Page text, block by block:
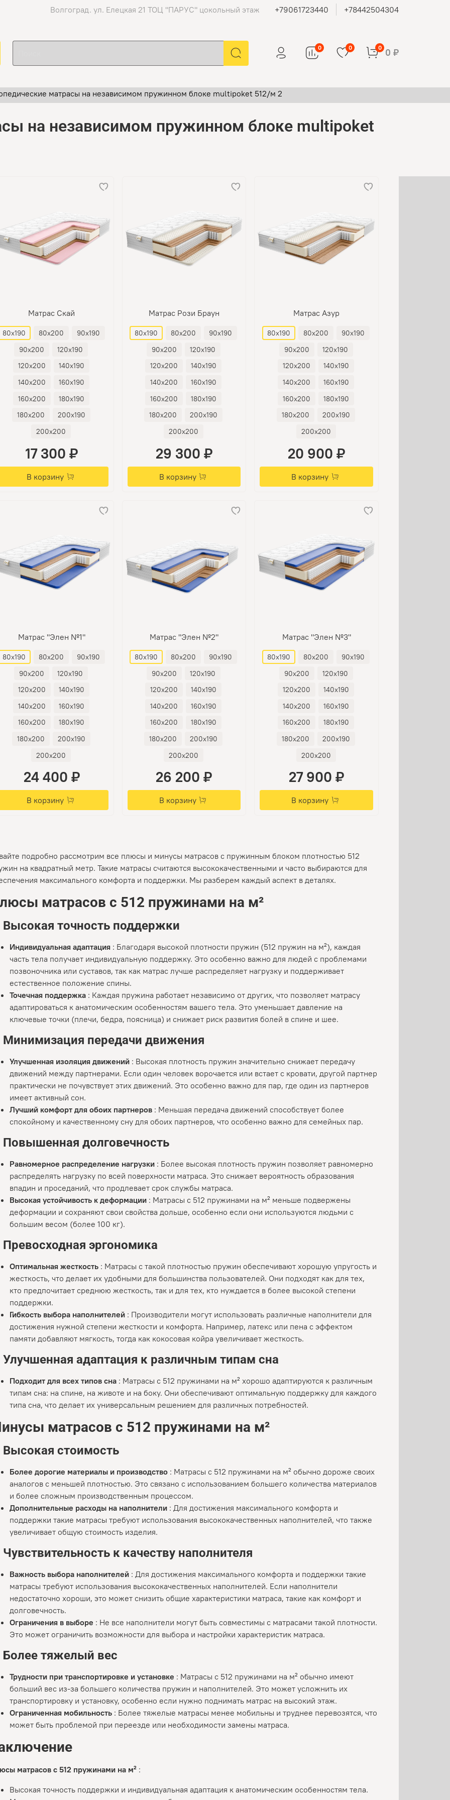
Волгоград. ул. Елецкая 21 ТОЦ "ПАРУС" цокольный этаж +79061723440 +78442504304
0 0 0 0 ₽
матрасы на независимом пружинном блоке multipoket 512/м 2
на независимом пружинном блоке multipoket
Матрас Скай
80х190 80х200
90х190
90х200
120х190
120х200
140х190
140х200
160х190
160х200
180х190
180х200
200х190
200х200
17 300 ₽
В корзину
Матрас Рози Браун
80х190 80х200
90х190
90х200
120х190
120х200
140х190
140х200
160х190
160х200
180х190
180х200
200х190
200х200
29 300 ₽
В корзину
Матрас Азур
80х190 80х200
90х190
90х200
120х190
120х200
140х190
140х200
160х190
160х200
180х190
180х200
200х190
200х200
20 900 ₽
В корзину
Матрас "Элен №1"
80х190 80х200
90х190
90х200
120х190
120х200
140х190
140х200
160х190
160х200
180х190
180х200
200х190
200х200
24 400 ₽
В корзину
Матрас "Элен №2"
80х190 80х200
90х190
90х200
120х190
120х200
140х190
140х200
160х190
160х200
180х190
180х200
200х190
200х200
26 200 ₽
В корзину
Матрас "Элен №3"
80х190 80х200
90х190
90х200
120х190
120х200
140х190
140х200
160х190
160х200
180х190
180х200
200х190
200х200
27 900 ₽
В корзину
подробно рассмотрим все плюсы и минусы матрасов с пружинным блоком плотностью 512
на квадратный метр. Такие матрасы считаются высококачественными и часто выбираются для
максимального комфорта и поддержки. Мы разберем каждый аспект в деталях.
матрасов с 512 пружинами на м²
Высокая точность поддержки
Индивидуальная адаптация : Благодаря высокой плотности пружин (512 пружин на м²), каждая
часть тела получает индивидуальную поддержку. Это особенно важно для людей с проблемами
позвоночника или суставов, так как матрас лучше распределяет нагрузку и поддерживает
естественное положение спины.
Точечная поддержка : Каждая пружина работает независимо от других, что позволяет матрасу
адаптироваться к анатомическим особенностям вашего тела. Это уменьшает давление на
ключевые точки (плечи, бедра, поясница) и снижает риск развития болей в спине и шее.
Минимизация передачи движения
Улучшенная изоляция движений : Высокая плотность пружин значительно снижает передачу
движений между партнерами. Если один человек ворочается или встает с кровати, другой партнер
практически не почувствует этих движений. Это особенно важно для пар, где один из партнеров
имеет активный сон.
Лучший комфорт для обоих партнеров : Меньшая передача движений способствует более
спокойному и качественному сну для обоих партнеров, что особенно важно для семейных пар.
Повышенная долговечность
Равномерное распределение нагрузки : Более высокая плотность пружин позволяет равномерно
распределять нагрузку по всей поверхности матраса. Это снижает вероятность образования
впадин и проседаний, что продлевает срок службы матраса.
Высокая устойчивость к деформации : Матрасы с 512 пружинами на м² меньше подвержены
деформации и сохраняют свои свойства дольше, особенно если они используются людьми с
большим весом (более 100 кг).
Превосходная эргономика
Оптимальная жесткость : Матрасы с такой плотностью пружин обеспечивают хорошую упругость и
жесткость, что делает их удобными для большинства пользователей. Они подходят как для тех,
кто предпочитает среднюю жесткость, так и для тех, кто нуждается в более высокой степени
поддержки.
Гибкость выбора наполнителей : Производители могут использовать различные наполнители для
достижения нужной степени жесткости и комфорта. Например, латекс или пена с эффектом
памяти добавляют мягкость, тогда как кокосовая койра увеличивает жесткость.
Улучшенная адаптация к различным типам сна
Подходит для всех типов сна : Матрасы с 512 пружинами на м² хорошо адаптируются к различным
типам сна: на спине, на животе и на боку. Они обеспечивают оптимальную поддержку для каждого
типа сна, что делает их универсальным решением для различных потребностей.
матрасов с 512 пружинами на м²
Высокая стоимость
Более дорогие материалы и производство : Матрасы с 512 пружинами на м² обычно дороже своих
аналогов с меньшей плотностью. Это связано с использованием большего количества материалов
и более сложным производственным процессом.
Дополнительные расходы на наполнители : Для достижения максимального комфорта и
поддержки такие матрасы требуют использования высококачественных наполнителей, что также
увеличивает общую стоимость изделия.
Чувствительность к качеству наполнителя
Важность выбора наполнителей : Для достижения максимального комфорта и поддержки такие
матрасы требуют использования высококачественных наполнителей. Если наполнители
недостаточно хороши, это может снизить общие характеристики матраса, такие как комфорт и
долговечность.
Ограничения в выборе : Не все наполнители могут быть совместимы с матрасами такой плотности.
Это может ограничить возможности для выбора и настройки характеристик матраса.
Более тяжелый вес
Трудности при транспортировке и установке : Матрасы с 512 пружинами на м² обычно имеют
больший вес из-за большего количества пружин и наполнителей. Это может усложнить их
транспортировку и установку, особенно если нужно поднимать матрас на высокий этаж.
Ограниченная мобильность : Более тяжелые матрасы менее мобильны и труднее перевозятся, что
может быть проблемой при переезде или необходимости замены матраса.
матрасов с 512 пружинами на м² :
Высокая точность поддержки и индивидуальная адаптация к анатомическим особенностям тела.